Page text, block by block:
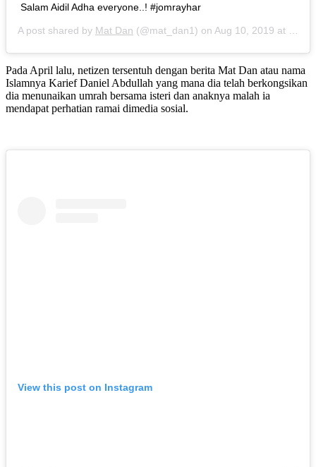
Salam Aidil Adha everyone..! #jomrayhar
A post shared by Mat Dan (@mat_dan1) on Aug 10, 2019 at 7:35am PDT
Pada April lalu, netizen tersentuh dengan berita Mat Dan atau nama
Islamnya Karief Daniel Abdullah yang mana dia telah berkongsikan
dia menunaikan umrah bersama isteri dan anaknya malah ia
mendapat perhatian ramai dimedia sosial.
View this post on Instagram